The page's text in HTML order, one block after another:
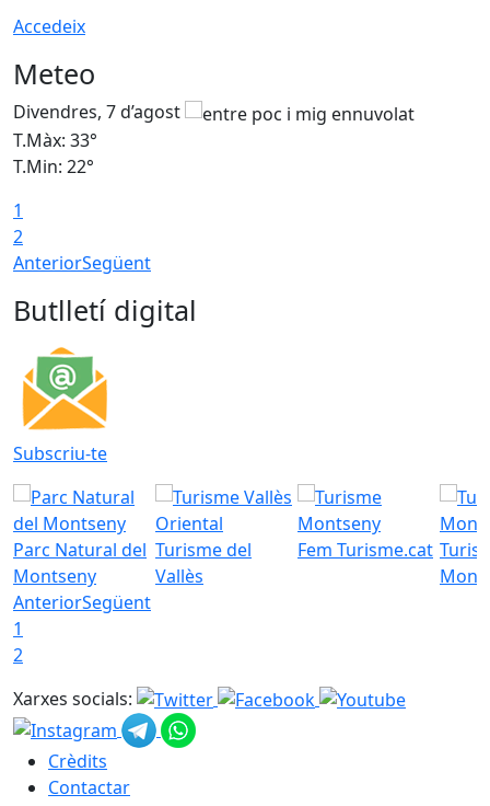
Accedeix
Meteo
Divendres, 7 d’agost
T.Màx: 33°
T.Min: 22°
1
2
AnteriorSegüent
Butlletí digital
Subscriu-te
Parc Natural del
Montseny
Turisme del
Vallès
Fem Turisme.cat
AnteriorSegüent
1
2
Xarxes socials:
Crèdits
Contactar